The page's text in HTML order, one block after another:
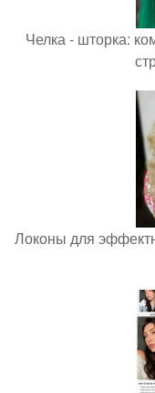
Челка - шторка:
Локоны для